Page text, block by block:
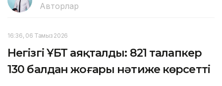
Авторлар
16:36, 06 Тамыз 2026
Негізгі ҰБТ аяқталды: 821 талапкер
130 балдан жоғары нәтиже көрсетті